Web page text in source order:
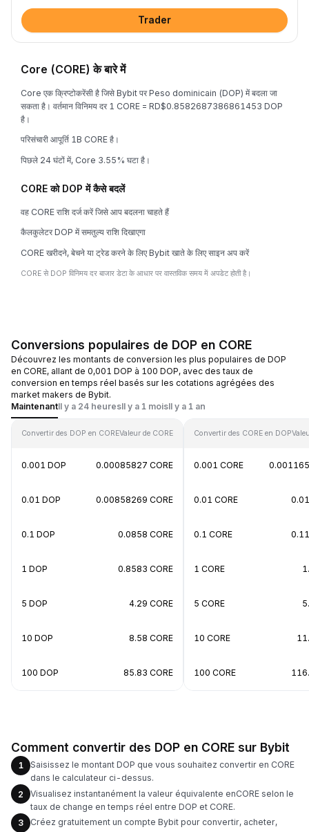
Trader
Core (CORE) के बारे में
Core एक क्रिप्टोकरेंसी है जिसे Bybit पर Peso dominicain (DOP) में बदला जा
सकता है। वर्तमान विनिमय दर 1 CORE = RD$0.8582687386861453 DOP
है।
परिसंचारी आपूर्ति 1B CORE है।
पिछले 24 घंटों में, Core 3.55% घटा है।
CORE को DOP में कैसे बदलें
वह CORE राशि दर्ज करें जिसे आप बदलना चाहते हैं
कैलकुलेटर DOP में समतुल्य राशि दिखाएगा
CORE खरीदने, बेचने या ट्रेड करने के लिए Bybit खाते के लिए साइन अप करें
CORE से DOP विनिमय दर बाजार डेटा के आधार पर वास्तविक समय में अपडेट होती है।
Conversions populaires de DOP en CORE
Découvrez les montants de conversion les plus populaires de DOP
en CORE, allant de 0,001 DOP à 100 DOP, avec des taux de
conversion en temps réel basés sur les cotations agrégées des
market makers de Bybit.
MaintenantIl y a 24 heuresIl y a 1 moisIl y a 1 an
Convertir des DOP en COREValeur de CORE
0.001 DOP 0.00085827 CORE
0.01 DOP 0.00858269 CORE
0.1 DOP 0.0858 CORE
1 DOP 0.8583 CORE
5 DOP 4.29 CORE
10 DOP 8.58 CORE
100 DOP 85.83 CORE
Convertir des CORE en DOP
0.001 CORE
0.01 CORE
0.1 CORE
1 CORE
5 CORE
10 CORE
100 CORE
Comment convertir des DOP en CORE sur Bybit
1
Saisissez le montant DOP que vous souhaitez convertir en CORE
dans le calculateur ci-dessus.
2
Visualisez instantanément la valeur équivalente enCORE selon le
taux de change en temps réel entre DOP et CORE.
3
Créez gratuitement un compte Bybit pour convertir, acheter,